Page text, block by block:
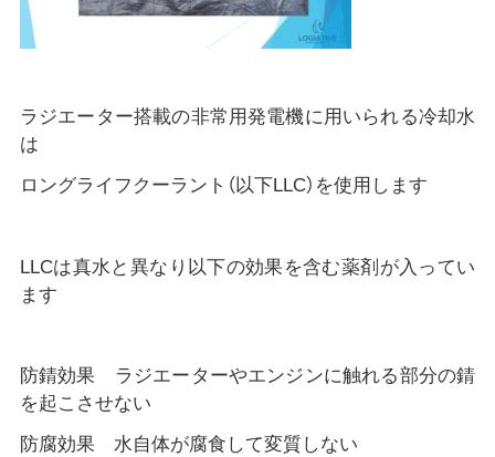
ラジエーター搭載の非常用発電機に用いられる冷却水
は
ロングライフクーラント（以下LLC）を使用します
LLCは真水と異なり以下の効果を含む薬剤が入ってい
ます
防錆効果 ラジエーターやエンジンに触れる部分の錆
を起こさせない
防腐効果 水自体が腐食して変質しない